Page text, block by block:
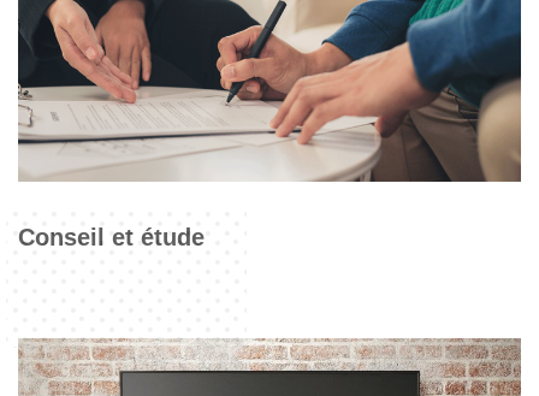
Conseil et étude